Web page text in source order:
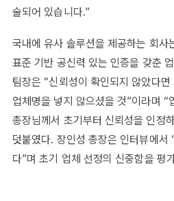
술되어 있습니다.”
국내에 유사 솔루션을 제공하는 회사
표준 기반 공신력 있는 인증을 갖춘
팀장은 “신뢰성이 확인되지 않았다
업체명을 넣지 않으셨을 것”이라며 “
총장님께서 초기부터 신뢰성을 인정
덧붙였다. 장인성 총장은 인터뷰에서
다”며 초기 업체 선정의 신중함을 평